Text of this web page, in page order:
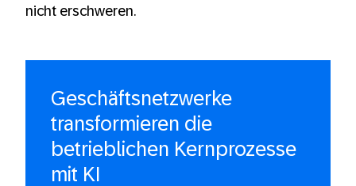
nicht erschweren.
Geschäftsnetzwerke
transformieren die
betrieblichen Kernprozesse
mit KI